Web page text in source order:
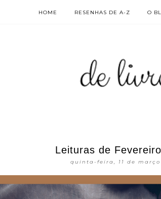
HOME RESENHAS DE A-Z O
Leituras de
quinta-feira, 11 de março